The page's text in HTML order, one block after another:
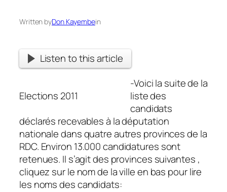
Written byDon Kayembein
Listen to this article
Elections 2011
-Voici la suite de la
liste des
candidats
déclarés recevables à la députation
nationale dans quatre autres provinces de la
RDC. Environ 13.000 candidatures sont
retenues. Il s’agit des provinces suivantes ,
cliquez sur le nom de la ville en bas pour lire
les noms des candidats: